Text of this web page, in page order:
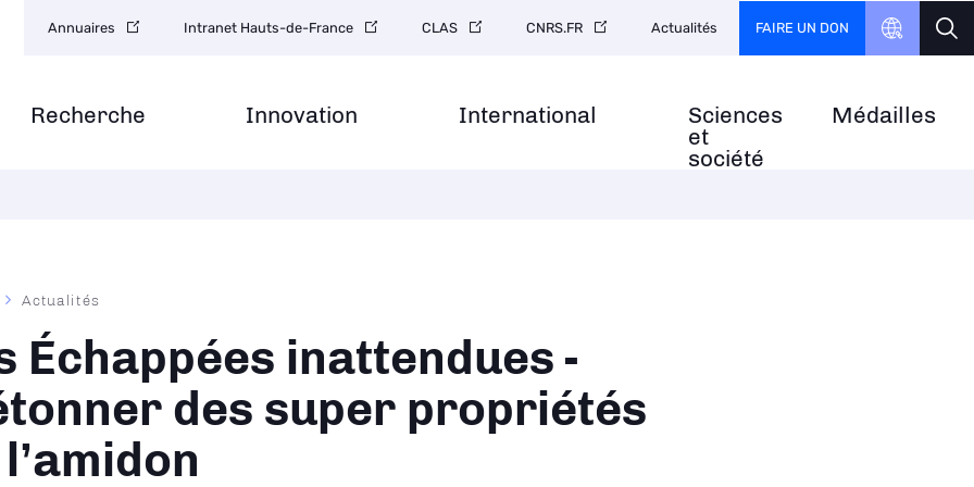
Recherche Innovation International
Sciences
et
société
Médailles
secondaire
Annuaires Intranet Hauts-de-France CLAS CNRS.FR Actualités FAIRE UN DON
Actualités
Échappées inattendues -
des super propriétés